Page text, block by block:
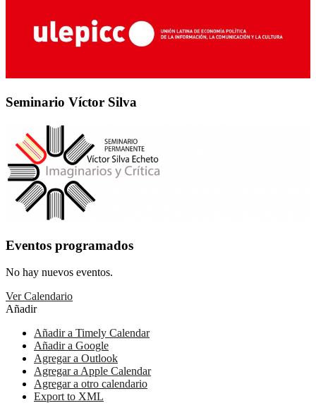
Seminario Víctor Silva
Eventos programados
No hay nuevos eventos.
Ver Calendario
Añadir
Añadir a Timely Calendar
Añadir a Google
Agregar a Outlook
Agregar a Apple Calendar
Agregar a otro calendario
Export to XML